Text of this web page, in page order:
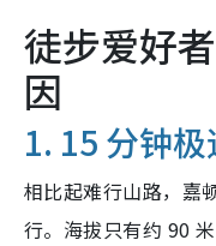
徒步爱好
因
1. 15 分钟
相比起难行山路，嘉
行。海拔只有约 90